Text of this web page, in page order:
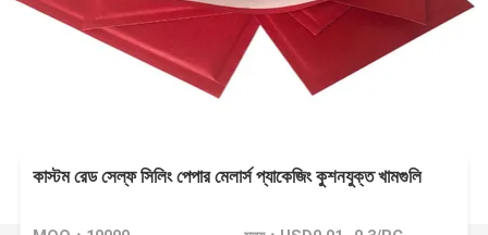
কাস্টম রেড সেল্ফ সিলিং পেপার মেলার্স প্যাকেজিং কুশনযুক্ত খামগুলি